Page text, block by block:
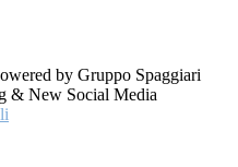
by Gruppo Spaggiari
& New Social Media